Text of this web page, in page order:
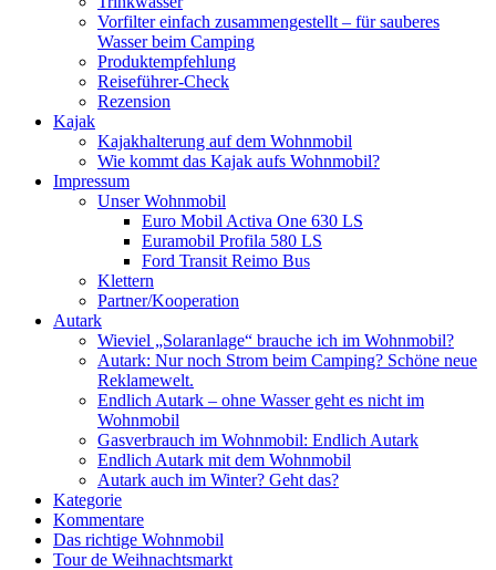
Vorfilter einfach zusammengestellt – für sauberes
Wasser beim Camping
Produktempfehlung
Reiseführer-Check
Rezension
Kajak
Kajakhalterung auf dem Wohnmobil
Wie kommt das Kajak aufs Wohnmobil?
Impressum
Unser Wohnmobil
Euro Mobil Activa One 630 LS
Euramobil Profila 580 LS
Ford Transit Reimo Bus
Klettern
Partner/Kooperation
Autark
Wieviel „Solaranlage“ brauche ich im Wohnmobil?
Autark: Nur noch Strom beim Camping? Schöne neue
Reklamewelt.
Endlich Autark – ohne Wasser geht es nicht im
Wohnmobil
Gasverbrauch im Wohnmobil: Endlich Autark
Endlich Autark mit dem Wohnmobil
Autark auch im Winter? Geht das?
Kategorie
Kommentare
Das richtige Wohnmobil
Tour de Weihnachtsmarkt